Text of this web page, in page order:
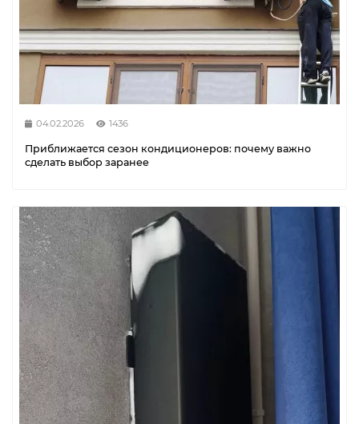
04.02.2026 1436
Приближается сезон кондиционеров: почему важно
сделать выбор заранее